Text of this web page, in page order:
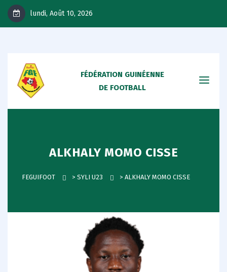
lundi, Août 10, 2026
FÉDÉRATION GUINÉENNE
DE FOOTBALL
ALKHALY MOMO CISSE
FEGUIFOOT > SYLI U23 > ALKHALY MOMO CISSE